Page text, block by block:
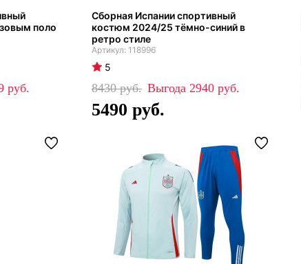
поло
Сборная Испании спортивный
костюм 2024/25 тёмно-синий в
ретро стиле
118996
5
8430 2940
5490